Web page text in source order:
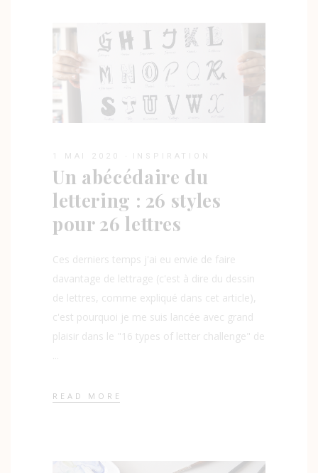
1 MAI 2020 INSPIRATION
Un abécédaire du
lettering : 26 styles
pour 26 lettres
Ces derniers temps j'ai eu envie de faire
davantage de lettrage (c'est à dire du dessin
de lettres, comme expliqué dans cet article),
c'est pourquoi je me suis lancée avec grand
plaisir dans le "16 types of letter challenge" de
READ MORE